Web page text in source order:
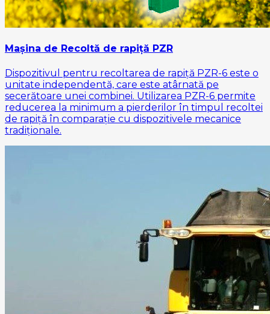
Mașina de Recoltă de rapiță PZR
Dispozitivul pentru recoltarea de rapiță PZR-6 este o
unitate independentă, care este atârnată pe
secerătoare unei combinei. Utilizarea PZR-6 permite
reducerea la minimum a pierderilor în timpul recoltei
de rapiță în comparație cu dispozitivele mecanice
tradiționale.